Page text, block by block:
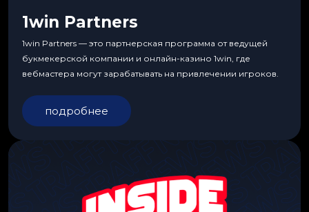
1win Partners
1win Partners — это партнерская программа от ведущей
букмекерской компании и онлайн-казино 1win, где
вебмастера могут зарабатывать на привлечении игроков.
подробнее